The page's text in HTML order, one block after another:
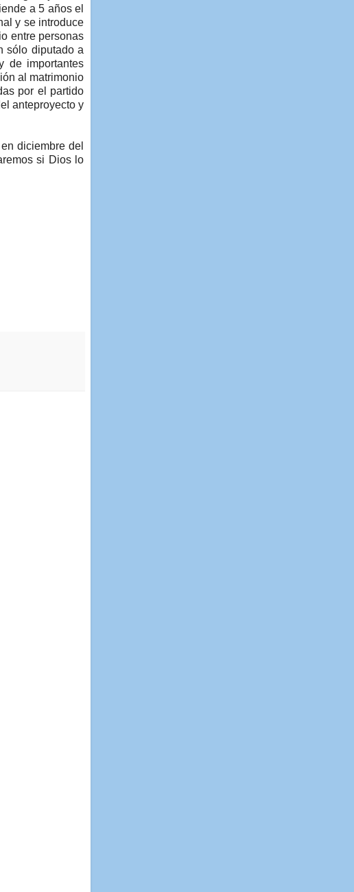
a 5 años el
y se introduce
entre personas
sólo diputado a
de importantes
al matrimonio
por el partido
anteproyecto y
diciembre del
si Dios lo